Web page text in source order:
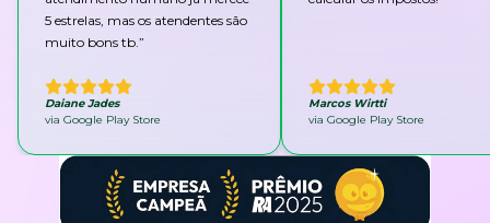
5 estrelas, mas os atendentes são
muito bons tb.”
Daiane Jades
via Google Play Store
Marcos Wirtti
via Google Play Store